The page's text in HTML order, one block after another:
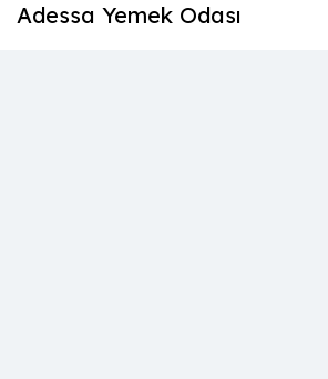
Adessa Yemek Odası